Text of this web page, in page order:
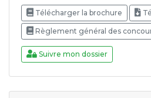
Télécharger la brochure
Règlement général des
Suivre mon dossier